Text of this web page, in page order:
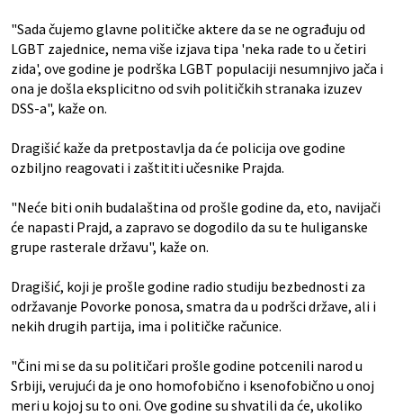
"Sada čujemo glavne političke aktere da se ne ograđuju od
LGBT zajednice, nema više izjava tipa 'neka rade to u četiri
zida', ove godine je podrška LGBT populaciji nesumnjivo jača i
ona je došla eksplicitno od svih političkih stranaka izuzev
DSS-a", kaže on.
Dragišić kaže da pretpostavlja da će policija ove godine
ozbiljno reagovati i zaštititi učesnike Prajda.
"Neće biti onih budalaština od prošle godine da, eto, navijači
će napasti Prajd, a zapravo se dogodilo da su te huliganske
grupe rasterale državu", kaže on.
Dragišić, koji je prošle godine radio studiju bezbednosti za
održavanje Povorke ponosa, smatra da u podršci države, ali i
nekih drugih partija, ima i političke računice.
"Čini mi se da su političari prošle godine potcenili narod u
Srbiji, verujući da je ono homofobično i ksenofobično u onoj
meri u kojoj su to oni. Ove godine su shvatili da će, ukoliko